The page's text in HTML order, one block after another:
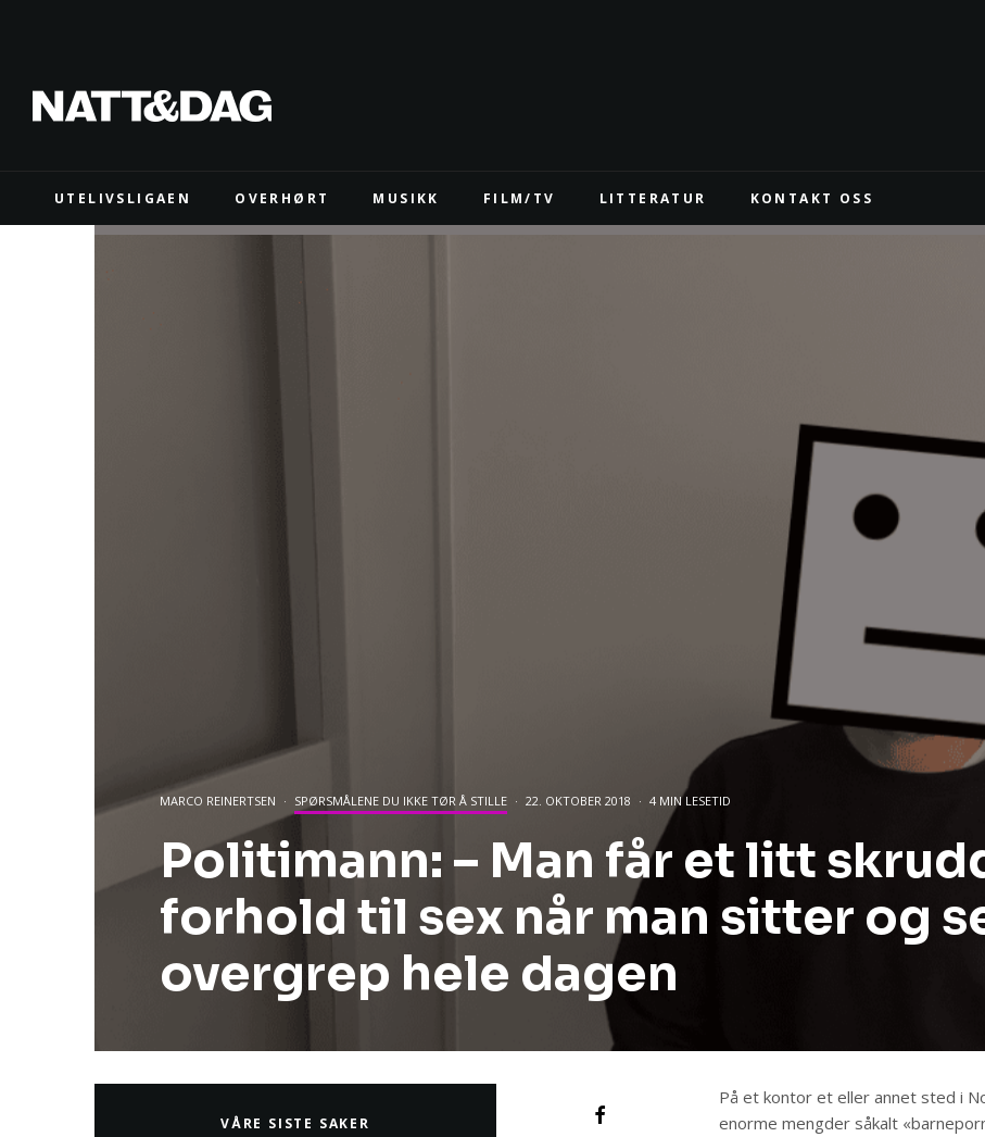
UTELIVSLIGAEN OVERHØRT MUSIKK FILM/TV LITTERATUR KONTAKT OSS
MARCO REINERTSEN · SPØRSMÅLENE DU IKKE TØR Å STILLE · 22. OKTOBER 2018 · 4 MIN LESETID
Politimann: – Man får et litt
forhold til sex når man sitter og
overgrep hele dagen
På et kontor et eller annet sted i
enorme mengder såkalt
VÅRE SISTE SAKER